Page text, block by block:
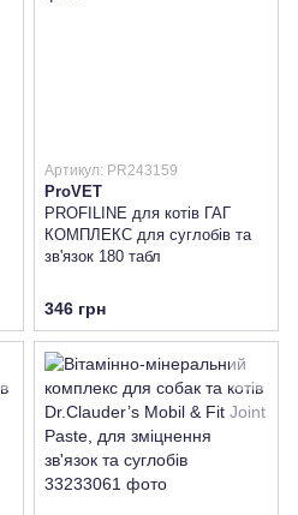
Артикул: PR243159
ProVET
PROFILINE для котів ГАГ
КОМПЛЕКС для суглобів та
зв'язок 180 табл
346 грн